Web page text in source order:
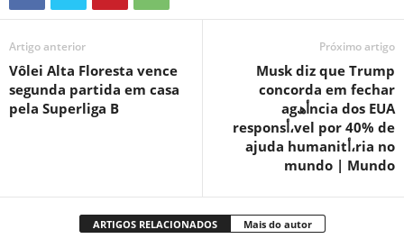
Artigo anterior
Vôlei Alta Floresta vence
segunda partida em casa
pela Superliga B
Próximo artigo
Musk diz que Trump
concorda em fechar
agأھncia dos EUA
responsأ،vel por 40% de
ajuda humanitأ،ria no
mundo | Mundo
ARTIGOS RELACIONADOS Mais do autor